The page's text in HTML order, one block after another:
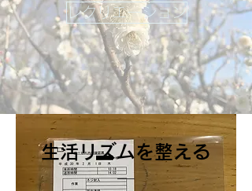
レクリエーション
生活リズムを整える